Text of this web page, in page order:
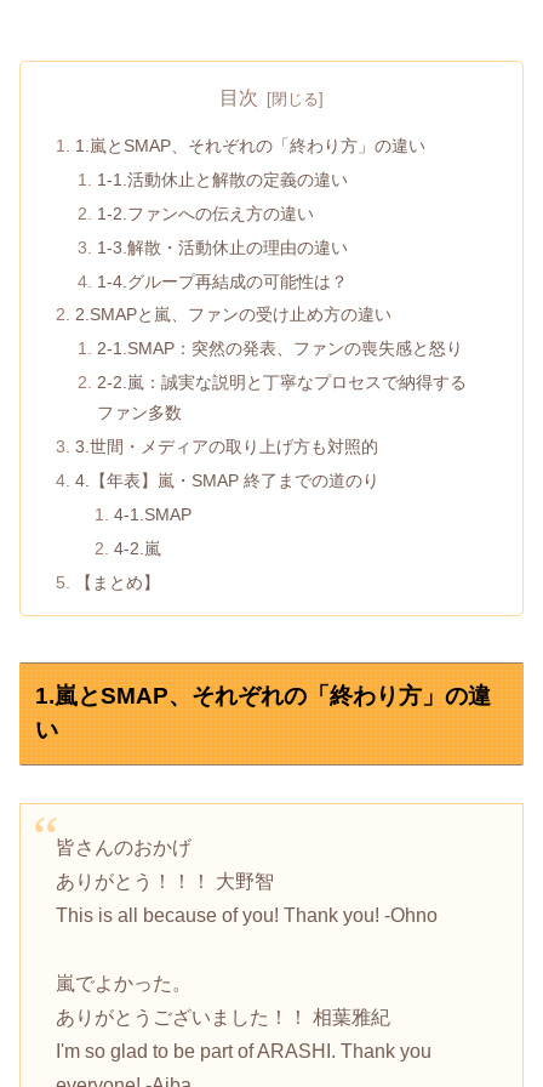
目次
1.嵐とSMAP、それぞれの「終わり方」の違い
1-1.活動休止と解散の定義の違い
1-2.ファンへの伝え方の違い
1-3.解散・活動休止の理由の違い
1-4.グループ再結成の可能性は？
2.SMAPと嵐、ファンの受け止め方の違い
2-1.SMAP：突然の発表、ファンの喪失感と怒り
2-2.嵐：誠実な説明と丁寧なプロセスで納得する
ファン多数
3.世間・メディアの取り上げ方も対照的
4.【年表】嵐・SMAP 終了までの道のり
4-1.SMAP
4-2.嵐
【まとめ】
1.嵐とSMAP、それぞれの「終わり方」の違
い
皆さんのおかげ
ありがとう！！！ 大野智
This is all because of you! Thank you! -Ohno
嵐でよかった。
ありがとうございました！！ 相葉雅紀
I'm so glad to be part of ARASHI. Thank you